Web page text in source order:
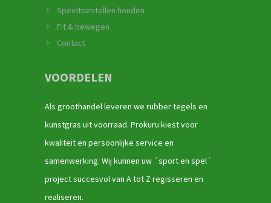
Speeltoestellen honden
Fit & bewegen
Contact
VOORDELEN
Als groothandel leveren we rubber tegels en
kunstgras uit voorraad. Prokuru kiest voor
kwaliteit en persoonlijke service en
samenwerking. Wij kunnen uw ´sport en spel´
project succesvol van A tot Z regisseren en
realiseren.